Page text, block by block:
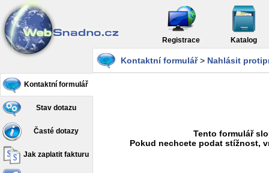
Registrace Katalog
Kontaktní formulář
Stav dotazu
Časté dotazy
Jak zaplatit fakturu
Kontaktní formulář> Nahlásit
Tento formulář
Pokud nechcete podat stížnost,